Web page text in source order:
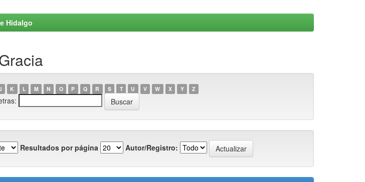
Hidalgo
K L M N O P Q R S T U V W X Y Z
Resultados por página Autor/Registro: